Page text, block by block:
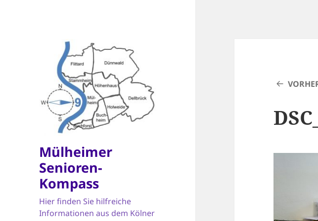
Mülheimer
Senioren-
Kompass
Hier finden Sie hilfreiche
Informationen aus dem Kölner